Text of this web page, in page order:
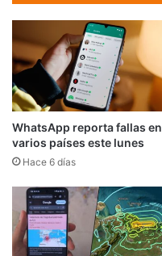
WhatsApp reporta fallas en
varios países este lunes
Hace 6 días